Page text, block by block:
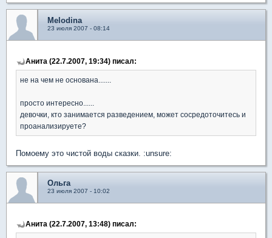
Melodina
23 июля 2007 - 08:14
Анита (22.7.2007, 19:34) писал:
не на чем не основана.......
просто интересно......
девочки, кто занимается разведением, может сосредоточитесь и
проанализируете?
Помоему это чистой воды сказки. :unsure:
Ольга
23 июля 2007 - 10:02
Анита (22.7.2007, 13:48) писал: